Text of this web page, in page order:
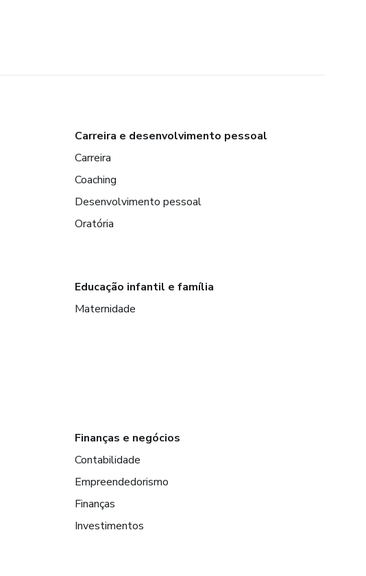
Carreira e desenvolvimento pessoal
Carreira
Coaching
Desenvolvimento pessoal
Oratória
Educação infantil e família
Maternidade
Finanças e negócios
Contabilidade
Empreendedorismo
Finanças
Investimentos